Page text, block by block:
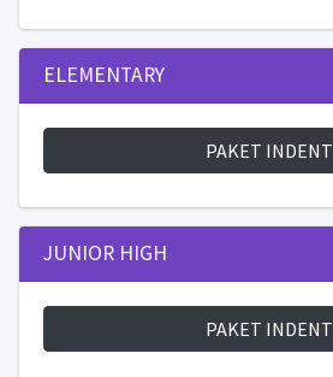
ELEMENTARY
PAKET INDENT
JUNIOR HIGH
PAKET INDENT